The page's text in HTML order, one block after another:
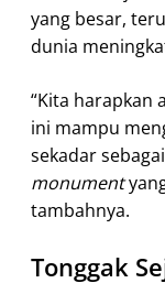
yang besar,
dunia
“Kita harapkan
ini mampu
sekadar
monument
tambahnya.
Tonggak